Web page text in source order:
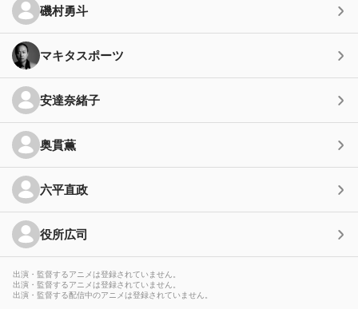
磯村勇斗
マキタスポーツ
安達奈緒子
奥貫薫
六平直政
役所広司
出演・監督するアニメは登録されていません。
出演・監督するアニメは登録されていません。
出演・監督する配信中のアニメは登録されていません。